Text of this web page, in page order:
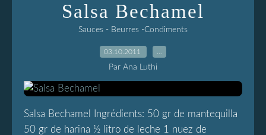
Salsa Bechamel
Sauces - Beurres -Condiments
03.10.2011
Par Ana Luthi
Salsa Bechamel Ingrédients: 50 gr de mantequilla
50 gr de harina ½ litro de leche 1 nuez de